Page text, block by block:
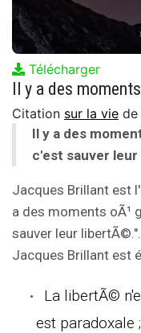
Télécharger
Citation sur la vie de
Il y a des
c'est sauver
Jacques Brillant est
a des moments oÃ¹
sauver leur libertÃ©.".
Jacques Brillant est
La libertÃ©
est paradoxale